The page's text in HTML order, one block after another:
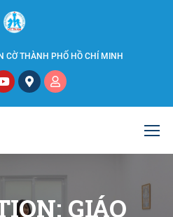
CỜ THÀNH PHỐ HỒ CHÍ MINH
GIÁO